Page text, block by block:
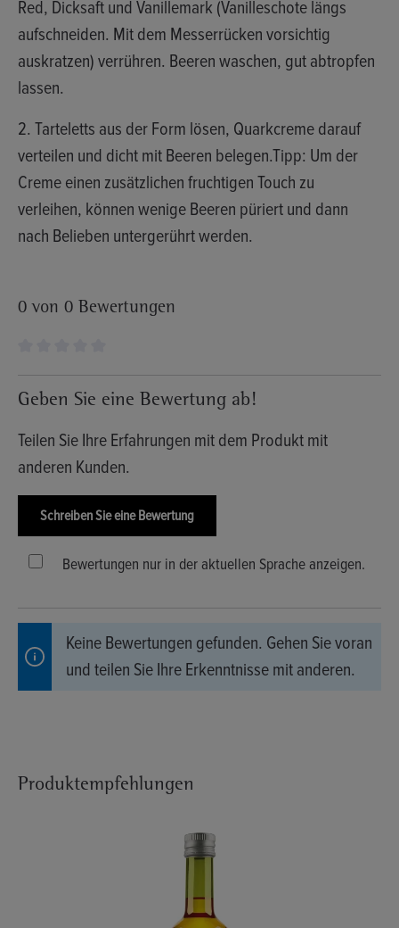
Red, Dicksaft und Vanillemark (Vanilleschote längs
aufschneiden. Mit dem Messerrücken vorsichtig
auskratzen) verrühren. Beeren waschen, gut abtropfen
lassen.
2. Tarteletts aus der Form lösen, Quarkcreme darauf
verteilen und dicht mit Beeren belegen.Tipp: Um der
Creme einen zusätzlichen fruchtigen Touch zu
verleihen, können wenige Beeren püriert und dann
nach Belieben untergerührt werden.
0 von 0 Bewertungen
Durchschnittliche Bewertung von 0 von 5 Sternen
Geben Sie eine Bewertung ab!
Teilen Sie Ihre Erfahrungen mit dem Produkt mit
anderen Kunden.
Schreiben Sie eine Bewertung
Bewertungen nur in der aktuellen Sprache anzeigen.
Keine Bewertungen gefunden. Gehen Sie voran
und teilen Sie Ihre Erkenntnisse mit anderen.
Produktempfehlungen